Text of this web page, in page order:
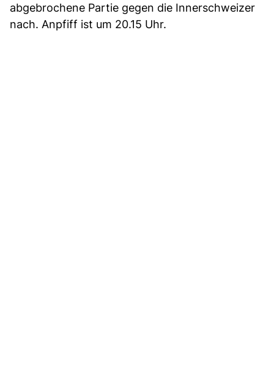
abgebrochene Partie gegen die Innerschweizer
nach. Anpfiff ist um 20.15 Uhr.